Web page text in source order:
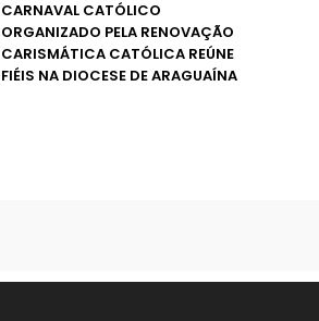
CARNAVAL CATÓLICO
ORGANIZADO PELA RENOVAÇÃO
CARISMÁTICA CATÓLICA REÚNE
FIÉIS NA DIOCESE DE ARAGUAÍNA